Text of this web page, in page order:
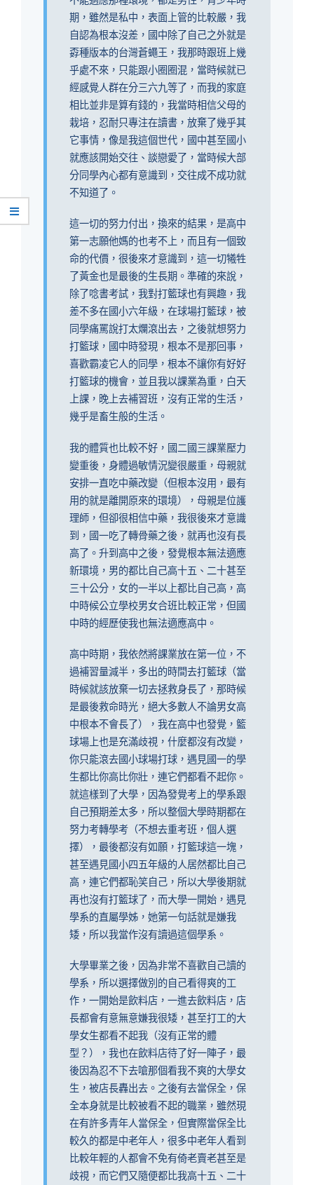
期，雖然是私中，表面上管的比較嚴，我
自認為根本沒差，國中除了自己之外就是
孬種版本的台灣蒼蠅王，我那時跟班上幾
乎處不來，只能跟小圈圈混，當時候就已
經感覺人群在分三六九等了，而我的家庭
相比並非是算有錢的，我當時相信父母的
栽培，忍耐只專注在讀書，放棄了幾乎其
它事情，像是我這個世代，國中甚至國小
就應該開始交往、談戀愛了，當時候大部
分同學內心都有意識到，交往成不成功就
不知道了。
這一切的努力付出，換來的結果，是高中
第一志願他媽的也考不上，而且有一個致
命的代價，很後來才意識到，這一切犧牲
了黃金也是最後的生長期。準確的來說，
除了唸書考試，我對打籃球也有興趣，我
差不多在國小六年級，在球場打籃球，被
同學痛罵說打太爛滾出去，之後就想努力
打籃球，國中時發現，根本不是那回事，
喜歡霸凌它人的同學，根本不讓你有好好
打籃球的機會，並且我以課業為重，白天
上課，晚上去補習班，沒有正常的生活，
幾乎是畜生般的生活。
我的體質也比較不好，國二國三課業壓力
變重後，身體過敏情況變很嚴重，母親就
安排一直吃中藥改變（但根本沒用，最有
用的就是離開原來的環境），母親是位護
理師，但卻很相信中藥，我很後來才意識
到，國一吃了轉骨藥之後，就再也沒有長
高了。升到高中之後，發覺根本無法適應
新環境，男的都比自己高十五、二十甚至
三十公分，女的一半以上都比自己高，高
中時候公立學校男女合班比較正常，但國
中時的經歷使我也無法適應高中。
高中時期，我依然將課業放在第一位，不
過補習量減半，多出的時間去打籃球（當
時候就該放棄一切去拯救身長了，那時候
是最後救命時光，絕大多數人不論男女高
中根本不會長了），我在高中也發覺，籃
球場上也是充滿歧視，什麼都沒有改變，
你只能滾去國小球場打球，遇見國一的學
生都比你高比你壯，連它們都看不起你。
就這樣到了大學，因為發覺考上的學系跟
自己預期差太多，所以整個大學時期都在
努力考轉學考（不想去重考班，個人選
擇），最後都沒有如願，打籃球這一塊，
甚至遇見國小四五年級的人居然都比自己
高，連它們都恥笑自己，所以大學後期就
再也沒有打籃球了，而大學一開始，遇見
學系的直屬學姊，她第一句話就是嫌我
矮，所以我當作沒有讀過這個學系。
大學畢業之後，因為非常不喜歡自己讀的
學系，所以選擇做別的自己看得爽的工
作，一開始是飲料店，一進去飲料店，店
長都會有意無意嫌我很矮，甚至打工的大
學女生都看不起我（沒有正常的體
型？），我也在飲料店待了好一陣子，最
後因為忍不下去嗆那個看我不爽的大學女
生，被店長轟出去。之後有去當保全，保
全本身就是比較被看不起的職業，雖然現
在有許多青年人當保全，但實際當保全比
較久的都是中老年人，很多中老年人看到
比較年輕的人都會不免有倚老賣老甚至是
歧視，而它們又隨便都比我高十五、二十